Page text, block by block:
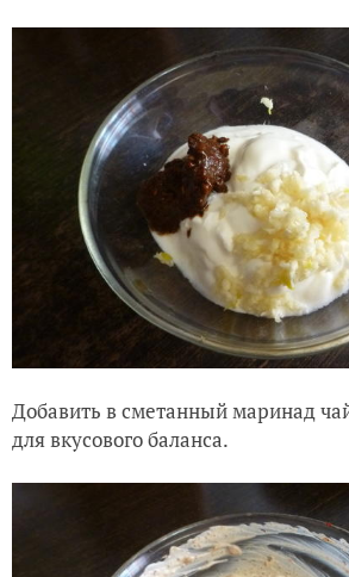
Добавить в сметанный маринад
для вкусового баланса.